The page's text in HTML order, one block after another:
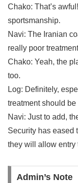
Chako: That’s
sportsmanship.
Navi: The Iranian
really poor
Chako: Yeah, the
too.
Log: Definitely,
treatment should be
Navi: Just to add,
Security has eased
they will allow entry
Admin’s Note